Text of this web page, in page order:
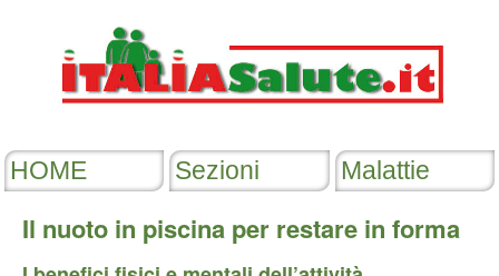
Il nuoto in piscina per restare in forma